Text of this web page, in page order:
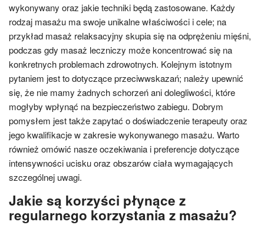
wykonywany oraz jakie techniki będą zastosowane. Każdy
rodzaj masażu ma swoje unikalne właściwości i cele; na
przykład masaż relaksacyjny skupia się na odprężeniu mięśni,
podczas gdy masaż leczniczy może koncentrować się na
konkretnych problemach zdrowotnych. Kolejnym istotnym
pytaniem jest to dotyczące przeciwwskazań; należy upewnić
się, że nie mamy żadnych schorzeń ani dolegliwości, które
mogłyby wpłynąć na bezpieczeństwo zabiegu. Dobrym
pomysłem jest także zapytać o doświadczenie terapeuty oraz
jego kwalifikacje w zakresie wykonywanego masażu. Warto
również omówić nasze oczekiwania i preferencje dotyczące
intensywności ucisku oraz obszarów ciała wymagających
szczególnej uwagi.
Jakie są korzyści płynące z
regularnego korzystania z masażu?